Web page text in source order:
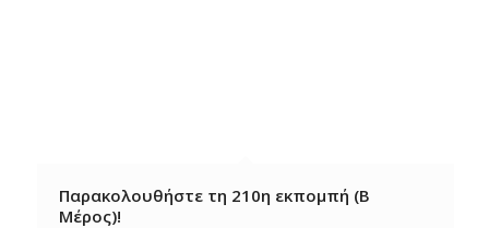
Παρακολουθήστε τη 210η εκπομπή (Β
Μέρος)!